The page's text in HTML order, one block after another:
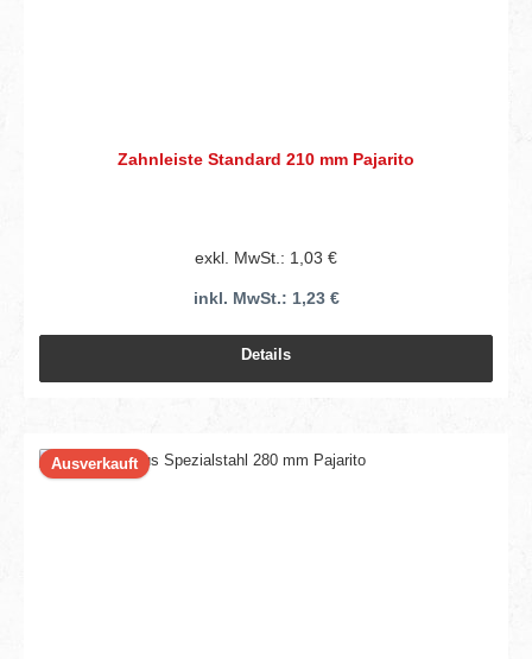
Zahnleiste Standard 210 mm Pajarito
exkl. MwSt.: 1,03 €
inkl. MwSt.: 1,23 €
Details
Ausverkauft